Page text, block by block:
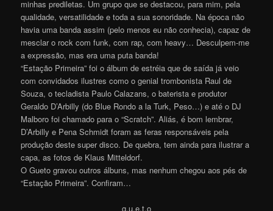
minhas prediletas. Um grupo que se destacou, para mim, pela
qualidade, versatilidade e toda a sua sonoridade. Na época não
havia uma banda assim (pelo menos eu não conhecia), capaz de
mesclar o rock com funk, com rap, com heavy… Desculpem-me
a expressão, mas era uma puta banda!
“Estação Primeira” foi o álbum de estréia que de saída já veio
com convidados ilustres como o genial trombonista Raul de
Souza, o tecladista Paulo Calazans, o baterista e produtor
Geraldo D’Arbilly (do Blue Rondo a la Turk, Peso…) e até o DJ
Malboro foi chamado para o “Scratch”. Aliás, é bom lembrar,
D’Arbilly e Pena Schmidt foram as feras responsáveis pela
produção deste super disco. De quebra, tem ainda para ilustrar a
capa, as fotos de Klaus Mitteldorf.
O Gueto gravou outros álbuns, mas nenhum chegou aos pés de
“Estação Primeira”. Confiram…
g.u.e.t.o